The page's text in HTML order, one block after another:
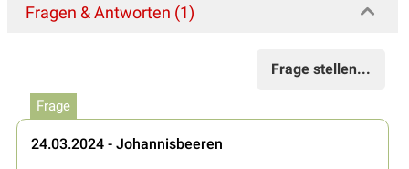
Fragen & Antworten (1)
Frage stellen...
Frage
24.03.2024 - Johannisbeeren